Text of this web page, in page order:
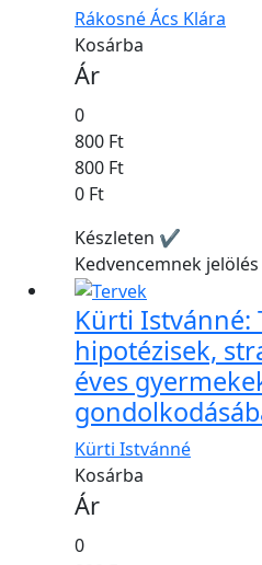
Rákosné Ács Klára
Kosárba
Ár
0
800 Ft
800 Ft
0 Ft
Készleten ✔
Kedvencemnek jelölés
Kürti Istvánné:
hipotézisek,
éves
Kürti Istvánné
Kosárba
Ár
0